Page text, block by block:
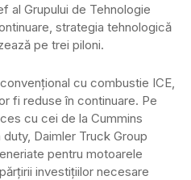
al Grupului de Tehnologie
strategia tehnologică
pe trei piloni.
cu combustie ICE,
fi reduse în continuare. Pe
cu cei de la Cummins
Daimler Truck Group
pentru motoarele
investițiilor necesare